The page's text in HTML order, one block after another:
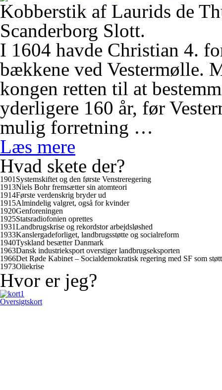
Kobberstik af Laurids de
Scanderborg Slott.
I 1604 havde Christian 4.
bækkene ved Vestermølle.
kongen retten til at
yderligere 160 år, før
mulig forretning …
Læs mere
Hvad skete der?
1901 Systemskiftet og den første Venstreregering
1913Niels Bohr fremsætter sin atomteori
1914Første verdenskrig bryder ud
1915Almindelig valgret, også for kvinder
1920Genforeningen
1925Statsradiofonien oprettes
1931Landbrugskrise og rekordstor arbejdsløshed
1933Kanslergadeforliget, landbrugsstøtte og socialreform
1940Tyskland besætter Danmark
1963Dansk industrieksport overstiger landbrugseksporten
1966Det Røde Kabinet – Socialdemokratisk regering med SF som
1973Oliekrise
Hvor er jeg?
Oversigtskort